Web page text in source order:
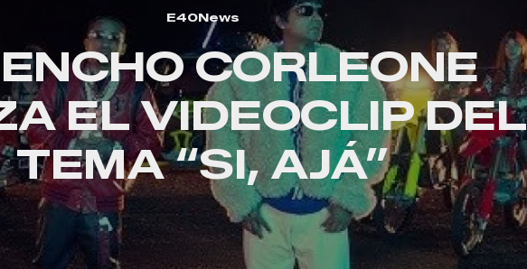
E40News
CORLEONE
EL VIDEOCLIP DEL
TEMA “SI, AJÁ”